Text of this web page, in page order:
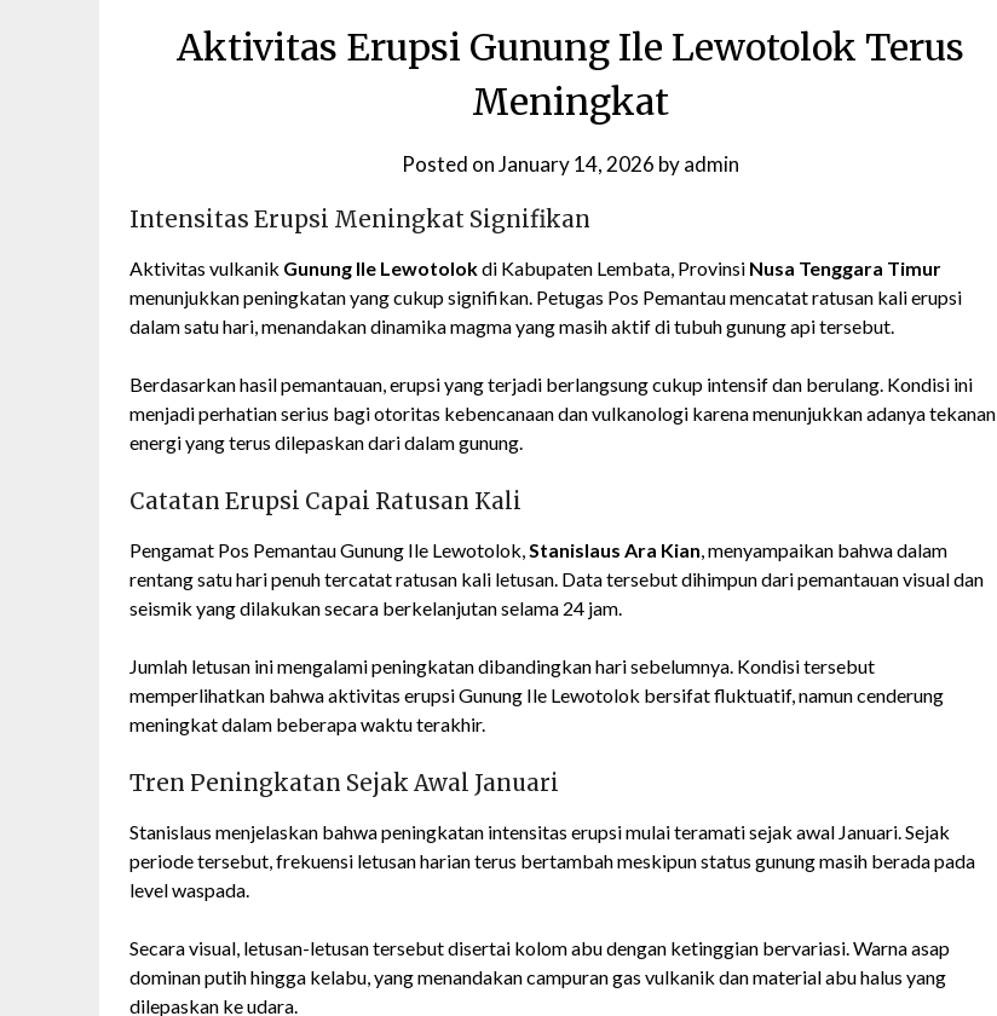
Aktivitas Erupsi Gunung Ile Lewotolok Terus
Meningkat
Posted onJanuary 14, 2026 byadmin
Intensitas Erupsi Meningkat Signifikan
Aktivitas vulkanik Gunung Ile Lewotolokdi Kabupaten Lembata, Provinsi Nusa Tenggara Timur
menunjukkan peningkatan yang cukup signifikan. Petugas Pos Pemantau mencatat ratusan kali erupsi
dalam satu hari, menandakan dinamika magma yang masih aktif di tubuh gunung api tersebut.
Berdasarkan hasil pemantauan, erupsi yang terjadi berlangsung cukup intensif dan berulang. Kondisi ini
menjadi perhatian serius bagi otoritas kebencanaan dan vulkanologi karena menunjukkan adanya tekanan
energi yang terus dilepaskan dari dalam gunung.
Catatan Erupsi Capai Ratusan Kali
Pengamat Pos Pemantau Gunung Ile Lewotolok,Stanislaus Ara Kian, menyampaikan bahwa dalam
rentang satu hari penuh tercatat ratusan kali letusan. Data tersebut dihimpun dari pemantauan visual dan
seismik yang dilakukan secara berkelanjutan selama 24 jam.
Jumlah letusan ini mengalami peningkatan dibandingkan hari sebelumnya. Kondisi tersebut
memperlihatkan bahwa aktivitas erupsi Gunung Ile Lewotolok bersifat fluktuatif, namun cenderung
meningkat dalam beberapa waktu terakhir.
Tren Peningkatan Sejak Awal Januari
Stanislaus menjelaskan bahwa peningkatan intensitas erupsi mulai teramati sejak awal Januari. Sejak
periode tersebut, frekuensi letusan harian terus bertambah meskipun status gunung masih berada pada
level waspada.
Secara visual, letusan-letusan tersebut disertai kolom abu dengan ketinggian bervariasi. Warna asap
dominan putih hingga kelabu, yang menandakan campuran gas vulkanik dan material abu halus yang
dilepaskan ke udara.